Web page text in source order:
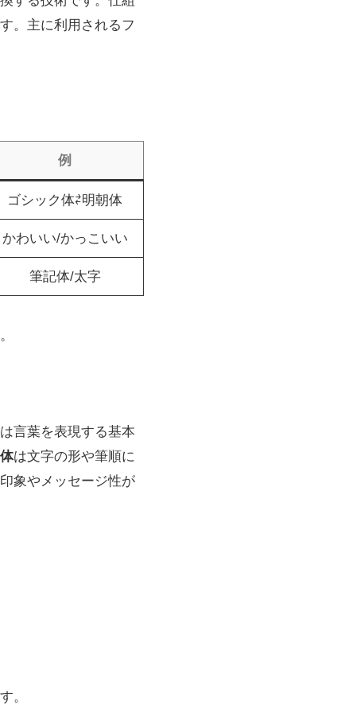
。主に利用されるフ
例
ゴシック体⇄明朝体
かわいい/かっこいい
筆記体/太字
は言葉を表現する基本
は文字の形や筆順に
象やメッセージ性が
。